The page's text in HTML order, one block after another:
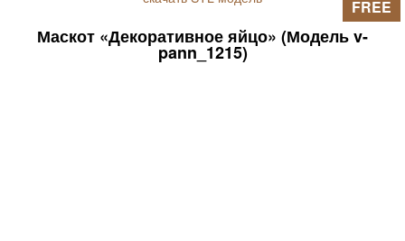
Маскот «Декоративное яйцо» (Модель v-
pann_1215)
FREE